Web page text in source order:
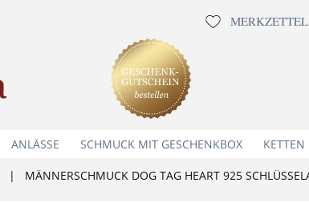
MERKZETTEL
ANLÄSSE SCHMUCK MIT GESCHENKBOX KETTEN
|